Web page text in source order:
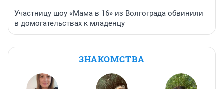
Участницу шоу «Мама в 16» из Волгограда обвинили
в домогательствах к младенцу
ЗНАКОМСТВА